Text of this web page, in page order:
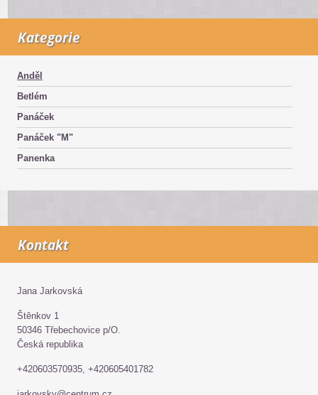
Kategorie
Anděl
Betlém
Panáček
Panáček "M"
Panenka
Kontakt
Jana Jarkovská
Štěnkov 1
50346 Třebechovice p/O.
Česká republika
+420603570935, +420605401782